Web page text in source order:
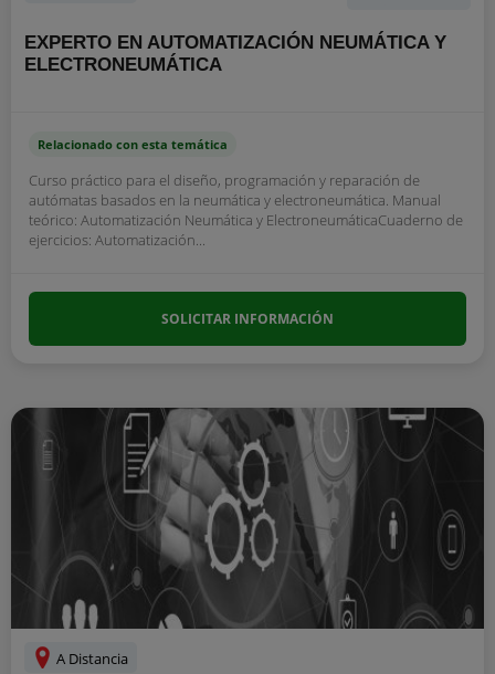
EXPERTO EN AUTOMATIZACIÓN NEUMÁTICA Y
ELECTRONEUMÁTICA
Relacionado con esta temática
Curso práctico para el diseño, programación y reparación de
autómatas basados en la neumática y electroneumática. Manual
teórico: Automatización Neumática y ElectroneumáticaCuaderno de
ejercicios: Automatización...
SOLICITAR INFORMACIÓN
A Distancia